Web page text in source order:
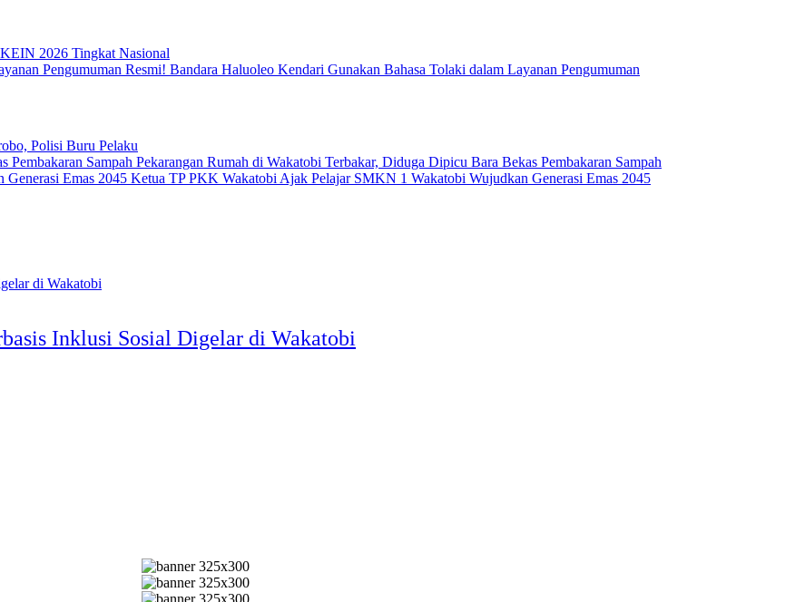
2026 Tingkat Nasional
Resmi! Bandara Haluoleo Kendari Gunakan Bahasa Tolaki dalam Layanan Pengumuman
Polisi Buru Pelaku
Pekarangan Rumah di Wakatobi Terbakar, Diduga Dipicu Bara Bekas Pembakaran Sampah
Ketua TP PKK Wakatobi Ajak Pelajar SMKN 1 Wakatobi Wujudkan Generasi Emas 2045
Inklusi Sosial Digelar di Wakatobi